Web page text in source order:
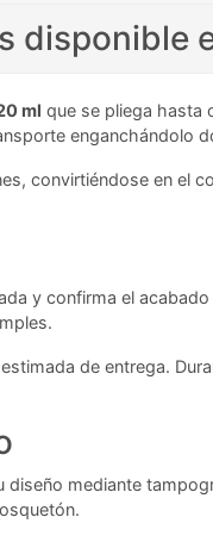
disponible
ml que se pliega hasta
enganchándolo
convirtiéndose en el
y confirma el
de entrega.
mediante